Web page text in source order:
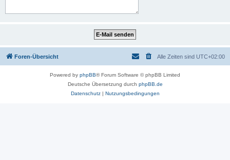
Foren-Übersicht Alle Zeiten sind UTC+02:00
Powered by phpBB® Forum Software © phpBB Limited
Deutsche Übersetzung durch phpBB.de
Datenschutz| Nutzungsbedingungen